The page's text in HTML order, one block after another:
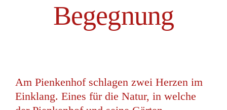
Begegnung
Am Pienkenhof schlagen zwei Herzen im
Einklang. Eines für die Natur, in welche